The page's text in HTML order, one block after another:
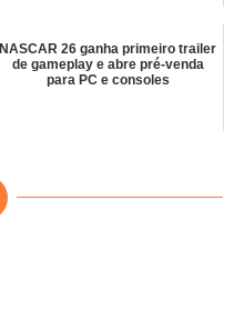
NASCAR 26 ganha primeiro trailer
de gameplay e abre pré-venda
para PC e consoles